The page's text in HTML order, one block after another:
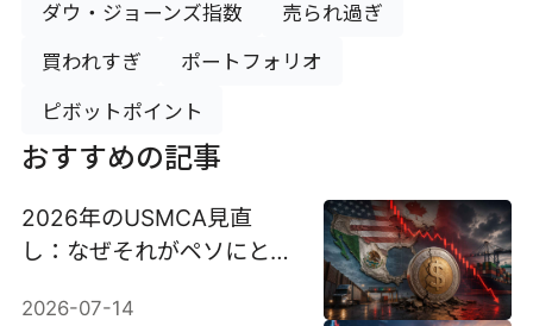
ダウ・ジョーンズ指数 売られ過ぎ
買われすぎ ポートフォリオ
ピボットポイント
おすすめの記事
2026年のUSMCA見直
し：なぜそれがペソにとっ
か
2026-07-14